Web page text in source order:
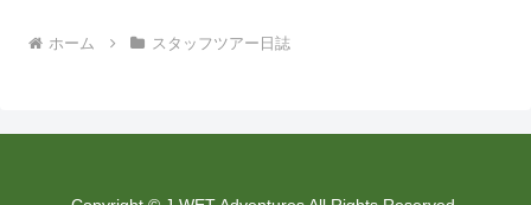
ホーム スタッフツアー日誌